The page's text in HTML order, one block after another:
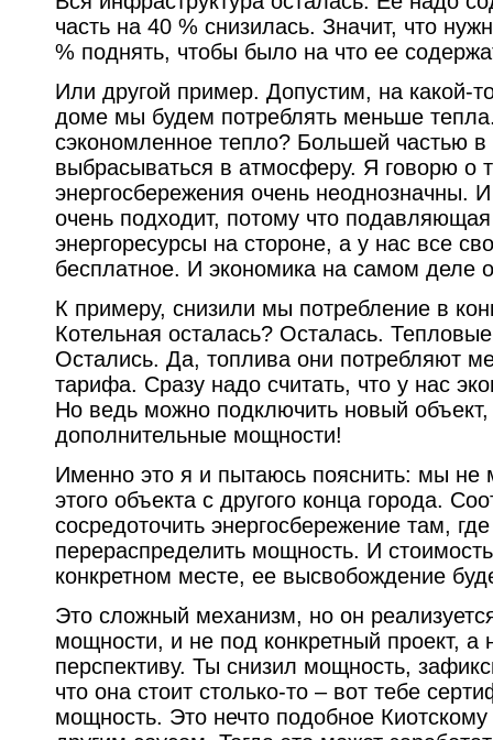
часть на 40 % снизилась. Значит, что
% поднять, чтобы было на что ее
Или другой пример. Допустим, на какой-
доме мы будем потреблять меньше
сэкономленное тепло? Большей частью в
выбрасываться в атмосферу. Я говорю о
энергосбережения очень неоднозначны.
очень подходит, потому что подавляющая
энергоресурсы на стороне, а у нас все
бесплатное. И экономика на самом деле
К примеру, снизили мы потребление в
Котельная осталась? Осталась.
Остались. Да, топлива они потребляют
тарифа. Сразу надо считать, что у нас
Но ведь можно подключить новый
дополнительные мощности!
Именно это я и пытаюсь пояснить: мы не
этого объекта с другого конца города.
сосредоточить энергосбережение там,
перераспределить мощность. И
конкретном месте, ее высвобождение
Это сложный механизм, но он
мощности, и не под конкретный проект, а
перспективу. Ты снизил мощность,
что она стоит столько-то – вот тебе
мощность. Это нечто подобное Киотскому